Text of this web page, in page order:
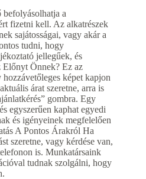
befolyásolhatja a
fizetni kell. Az alkatrészek
sajátosságai, vagy akár a
tudni, hogy
jellegűek, és
Előnyt Önnek? Ez az
képet kapjon
árat szeretne, arra is
gombra. Egy
egyszerűen kaphat egyedi
és igényeinek megfelelően
A Pontos Árakról Ha
szeretne, vagy kérdése van,
is. Munkatársaink
tudnak szolgálni, hogy